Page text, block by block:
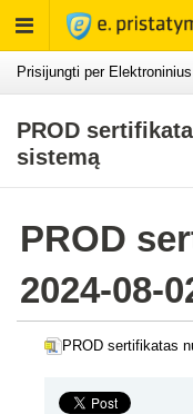
Rodyti
meniu
Prisijungti per
PROD
sistemą
PROD
2024-08-
PROD sertifikatas